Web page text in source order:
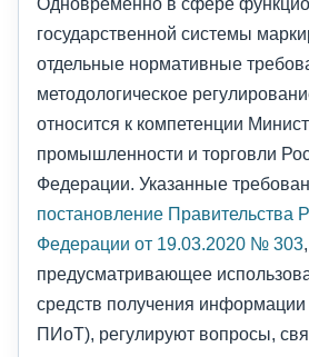
государственной системы
отдельные нормативные
методологическое
относится к компетенции
промышленности и торговли
Федерации. Указанные
постановление Правительства
Федерации от 19.03.2020 № 303,
предусматривающее
средств получения
ПИоТ), регулируют вопросы,